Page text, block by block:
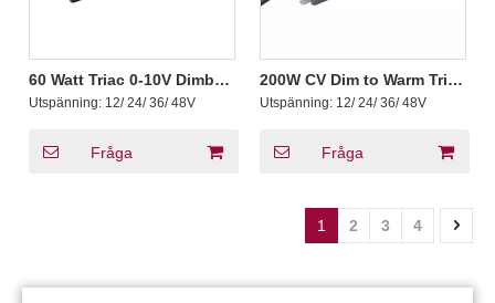
60 Watt Triac 0-10V Dimbar
LED Driver CV Justerbar
utspänning
Utspänning: 12/ 24/ 36/ 48V
Fråga
200W CV Dim to Warm Triac
0-10V Dimbar drivrutin för
LED-ljus
Utspänning: 12/ 24/ 36/ 48V
Fråga
1 2 3 4